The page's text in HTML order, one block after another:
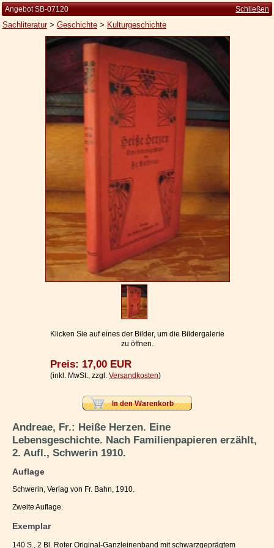
Kleine Kulturgeschichte
Die Brockhaus Auflagen
Die Meyer Auflagen
Widerrufsbelehrung
Geschäftsbedingungen
Datenschutzerklärung
Ihr Warenkorb
Angebot SB-07120 Schließen
Sachliteratur> Geschichte> Kulturgeschichte
Klicken Sie auf eines der Bilder, um die Bildergalerie
zu öffnen.
Preis: 17,00 EUR
(inkl. MwSt., zzgl. Versandkosten)
Andreae, Fr.: Heiße Herzen. Eine
Lebensgeschichte. Nach Familienpapieren erzählt,
2. Aufl., Schwerin 1910.
Auflage
Schwerin, Verlag von Fr. Bahn, 1910.
Zweite Auflage.
Exemplar
140 S., 2 Bl. Roter Original-Ganzleinenband mit schwarzgeprägtem